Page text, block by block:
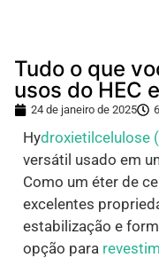
Tudo o que
usos do HEC
24 de janeiro de 2025
Hydroxietilcelulose
versátil usado em
Como um éter de
excelentes
estabilização e
opção para